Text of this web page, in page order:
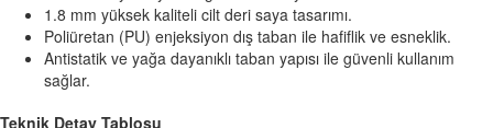
1.8 mm yüksek kaliteli cilt deri saya tasarımı.
Poliüretan (PU) enjeksiyon dış taban ile hafiflik ve esneklik.
Antistatik ve yağa dayanıklı taban yapısı ile güvenli kullanım
sağlar.
Teknik Detay Tablosu